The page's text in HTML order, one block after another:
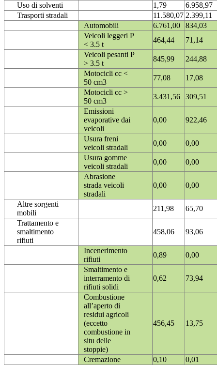
Uso di solventi 1,79
6.958,97
Trasporti stradali
11.580,07 2.399,11
Automobili
6.761,00
834,03
Veicoli leggeri P
< 3.5 t
464,44
71,14
Veicoli pesanti P
> 3.5 t
845,99
244,88
Motocicli cc <
50 cm3
77,08
17,08
Motocicli cc >
50 cm3
3.431,56
309,51
Emissioni
evaporative dai
veicoli
0,00 922,46
Usura freni
veicoli stradali
0,00
0,00
Usura gomme
veicoli stradali
0,00
0,00
Abrasione
strada veicoli
stradali
0,00 0,00
Altre sorgenti
mobili
211,98
65,70
Trattamento e
smaltimento
rifiuti
458,06 93,06
Incenerimento
rifiuti
0,89
0,00
Smaltimento e
interramento di
rifiuti solidi
0,62 73,94
Combustione
all’aperto di
residui agricoli
(eccetto
combustione in
situ delle
stoppie)
456,45 13,75
Cremazione 0,10
0,01